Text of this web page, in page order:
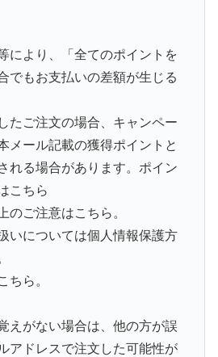
により、「全てのポイントを
でもお支払いの差額が生じる
たご注文の場合、キャンペー
メール記載の獲得ポイントと
れる場合があります。ポイン
こちら
のご注意はこちら。
いについては個人情報保護方
ちら。
えがない場合は、他の方が誤
アドレスで注文した可能性が